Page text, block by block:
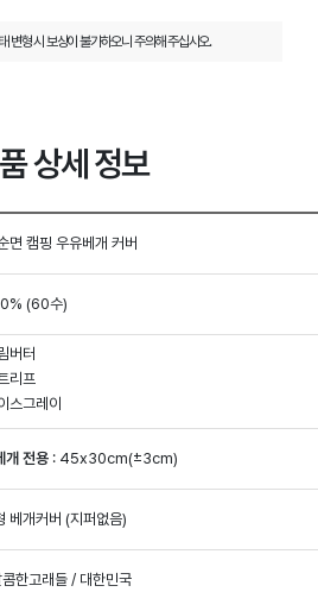
변형 시 보상이 불가하오니 주의해 주십시오.
상세 정보
면 캠핑 우유베개 커버
(60수)
버터
리프
스그레이
개 전용: 45x30cm(±3cm)
베개커버 (지퍼없음)
한고래들 / 대한민국